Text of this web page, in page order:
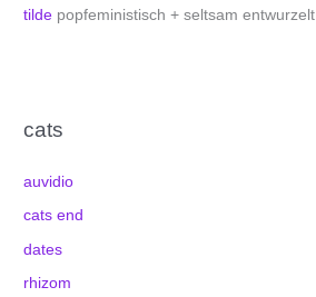
tilde popfeministisch + seltsam entwurzelt
cats
auvidio
cats end
dates
rhizom